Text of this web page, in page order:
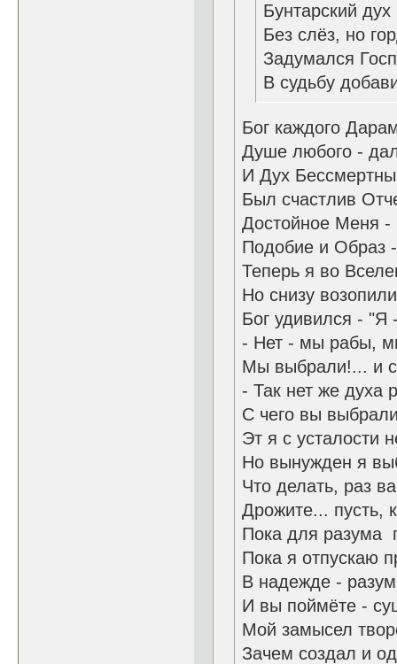
Бунтарский
Без слёз, но
Задумался
В судьбу
Бог каждого
Душе любого -
И Дух
Был счастлив
Достойное Меня -
Подобие и Образ
Теперь я во
Но снизу
Бог удивился -
- Нет - мы рабы,
Мы выбрали!... и
- Так нет же духа
С чего вы
Эт я с усталости
Но вынужден я
Что делать, раз
Дрожите... пусть,
Пока для разума
Пока я отпускаю
В надежде -
И вы поймёте -
Мой замысел
Зачем создал и